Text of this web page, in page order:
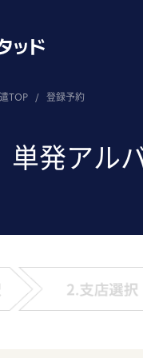
TOP / 登録予約
単発アル